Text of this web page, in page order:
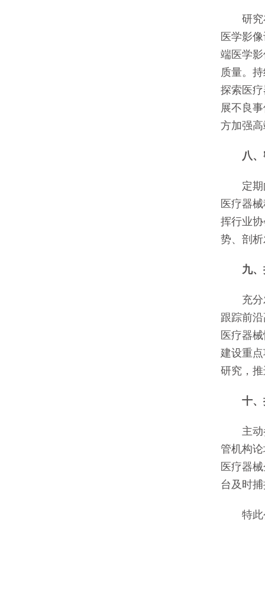
研究在
医学影
端医学
质量。
探索医
展不良
方加强
八
定期向
医疗器
挥行业
势、剖
九、
充分发
跟踪前
医疗器
建设重
研究，
十、
主动参
管机构
医疗器
台及时
特此